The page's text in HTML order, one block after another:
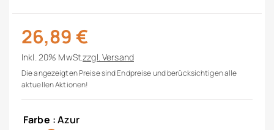
26,89 €
Inkl. 20% MwSt.zzgl.Versand
Die angezeigten Preise sind Endpreise und berücksichtigen alle
aktuellen Aktionen!
Farbe : Azur